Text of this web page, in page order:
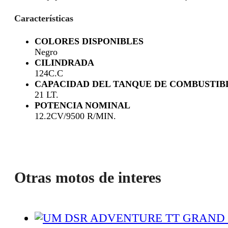
Características
COLORES DISPONIBLES
Negro
CILINDRADA
124C.C
CAPACIDAD DEL TANQUE DE
21 LT.
POTENCIA NOMINAL
12.2CV/9500 R/MIN.
Otras motos de interes